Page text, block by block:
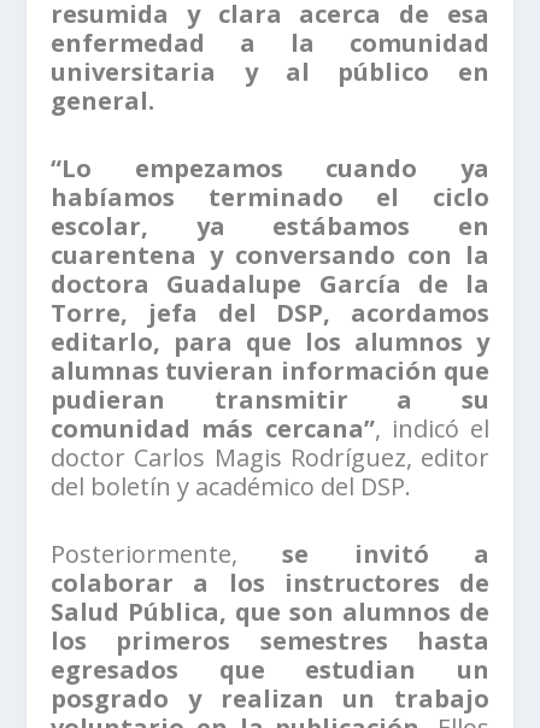
resumida y clara acerca de esa
enfermedad a la comunidad
universitaria y al público en
general.
“Lo empezamos cuando ya
habíamos terminado el ciclo
escolar, ya estábamos en
cuarentena y conversando con la
doctora Guadalupe García de la
Torre, jefa del DSP, acordamos
editarlo, para que los alumnos y
alumnas tuvieran información que
pudieran transmitir a su
comunidad más cercana”, indicó el
doctor Carlos Magis Rodríguez, editor
del boletín y académico del DSP.
Posteriormente, se invitó a
colaborar a los instructores de
Salud Pública, que son alumnos de
los primeros semestres hasta
egresados que estudian un
posgrado y realizan un trabajo